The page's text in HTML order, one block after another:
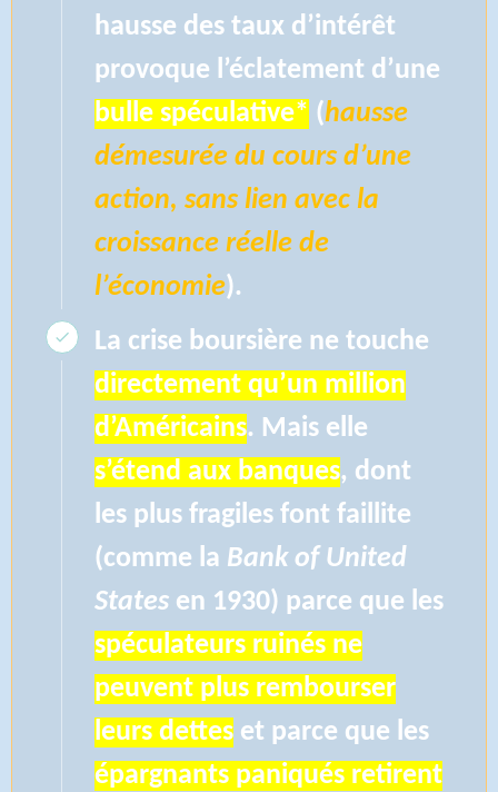
hausse des taux d’intérêt
provoque l’éclatement d’une
bulle spéculative* (hausse
démesurée du cours d’une
action, sans lien avec la
croissance réelle de
l’économie).
La crise boursière ne touche
directement qu’un million
d’Américains. Mais elle
s’étend aux banques, dont
les plus fragiles font faillite
(comme la Bank of United
States en 1930) parce que les
spéculateurs ruinés ne
peuvent plus rembourser
leurs dettes et parce que les
épargnants paniqués retirent